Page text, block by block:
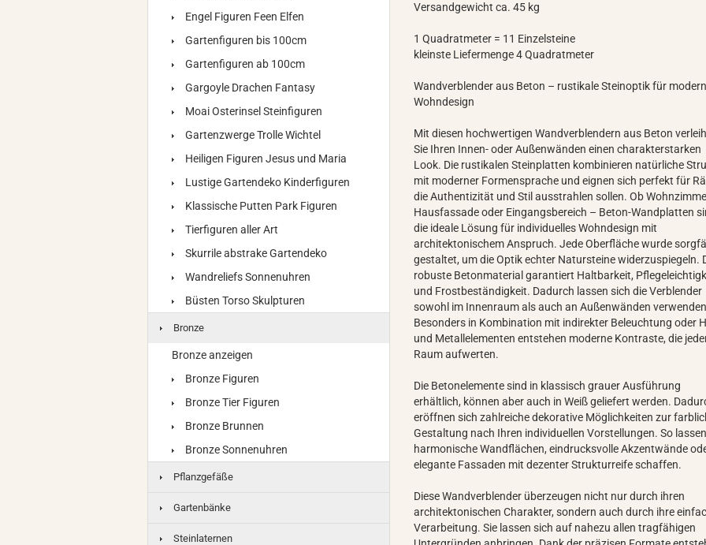
Versandgewicht ca. 45 kg
1 Quadratmeter = 11 Einzelsteine
kleinste Liefermenge 4 Quadratmeter
Wandverblender aus Beton – rustikale Steinoptik für
Wohndesign
Mit diesen hochwertigen Wandverblendern aus Beton
Sie Ihren Innen- oder Außenwänden einen charakterstarken
Look. Die rustikalen Steinplatten kombinieren natürliche
mit moderner Formensprache und eignen sich perfekt für
die Authentizität und Stil ausstrahlen sollen. Ob
Hausfassade oder Eingangsbereich – Beton-Wandplatten
die ideale Lösung für individuelles Wohndesign mit
architektonischem Anspruch. Jede Oberfläche wurde
gestaltet, um die Optik echter Natursteine widerzuspiegeln.
robuste Betonmaterial garantiert Haltbarkeit,
und Frostbeständigkeit. Dadurch lassen sich die Verblender
sowohl im Innenraum als auch an Außenwänden
Besonders in Kombination mit indirekter Beleuchtung oder
und Metallelementen entstehen moderne Kontraste, die
Raum aufwerten.
Die Betonelemente sind in klassisch grauer Ausführung
erhältlich, können aber auch in Weiß geliefert werden.
eröffnen sich zahlreiche dekorative Möglichkeiten zur
Gestaltung nach Ihren individuellen Vorstellungen. So
harmonische Wandflächen, eindrucksvolle Akzentwände
elegante Fassaden mit dezenter Strukturreife schaffen.
Diese Wandverblender überzeugen nicht nur durch ihren
architektonischen Charakter, sondern auch durch ihre
Verarbeitung. Sie lassen sich auf nahezu allen tragfähigen
Engel Figuren Feen Elfen
Gartenfiguren bis 100cm
Gartenfiguren ab 100cm
Gargoyle Drachen Fantasy
Moai Osterinsel Steinfiguren
Gartenzwerge Trolle Wichtel
Heiligen Figuren Jesus und Maria
Lustige Gartendeko Kinderfiguren
Klassische Putten Park Figuren
Tierfiguren aller Art
Skurrile abstrake Gartendeko
Wandreliefs Sonnenuhren
Büsten Torso Skulpturen
Bronze
Bronze anzeigen
Bronze Figuren
Bronze Tier Figuren
Bronze Brunnen
Bronze Sonnenuhren
Pflanzgefäße
Gartenbänke
Steinlaternen